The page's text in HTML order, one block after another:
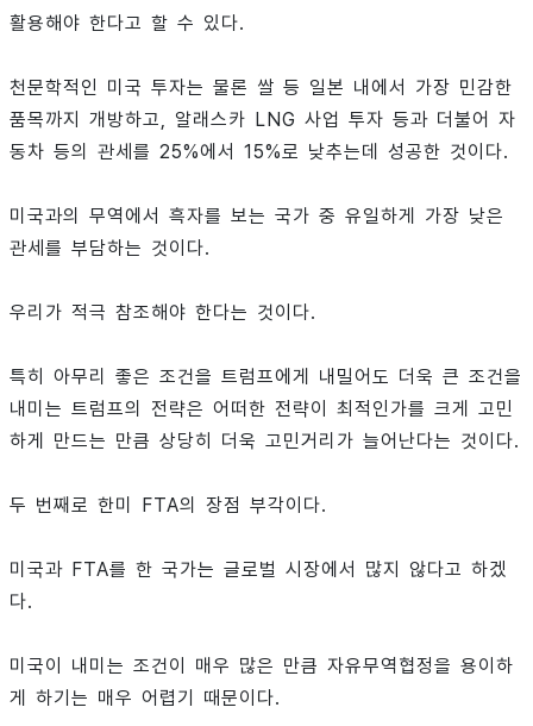
활용해야 한다고 할 수 있다.
천문학적인 미국 투자는 물론 쌀 등 일본 내에서 가장 민감한
품목까지 개방하고, 알래스카 LNG 사업 투자 등과 더불어 자
동차 등의 관세를 25%에서 15%로 낮추는데 성공한 것이다.
미국과의 무역에서 흑자를 보는 국가 중 유일하게 가장 낮은
관세를 부담하는 것이다.
우리가 적극 참조해야 한다는 것이다.
특히 아무리 좋은 조건을 트럼프에게 내밀어도 더욱 큰 조건을
내미는 트럼프의 전략은 어떠한 전략이 최적인가를 크게 고민
하게 만드는 만큼 상당히 더욱 고민거리가 늘어난다는 것이다.
두 번째로 한미 FTA의 장점 부각이다.
미국과 FTA를 한 국가는 글로벌 시장에서 많지 않다고 하겠
다.
미국이 내미는 조건이 매우 많은 만큼 자유무역협정을 용이하
게 하기는 매우 어렵기 때문이다.